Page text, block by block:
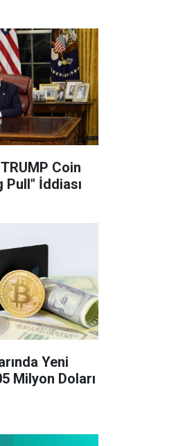
Coin
Pull" İddiası
Yeni
Milyon Doları